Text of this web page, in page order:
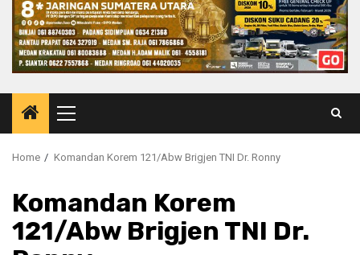
Primary
Menu
Home Komandan Korem 121/Abw Brigjen TNI Dr. Ronny
Komandan Korem
121/Abw Brigjen TNI Dr.